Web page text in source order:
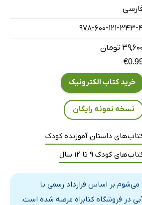
978-600-121-343-
تومان
خرید کتاب الکترونیک
نسخه نمونه رایگان
داستان آموزنده کودک
کودک 9 تا 12 سال
بر اساس قرارداد رسمی با
در فروشگاه کتابراه عرضه شده است.